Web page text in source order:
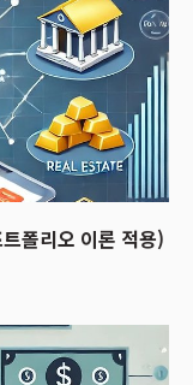
폴리오 이론 적용)